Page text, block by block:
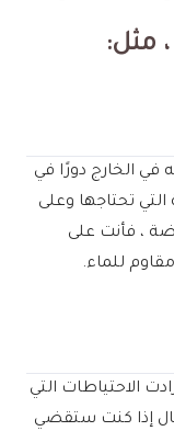
مثل:
الخارج دورًا في
تحتاجها وعلى
، فأنت على
للماء.
الاحتياطات التي
إذا كنت ستقضي